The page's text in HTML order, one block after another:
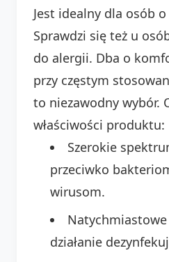
Jest idealny dla osób
Sprawdzi się też u
do alergii. Dba o
przy częstym
to niezawodny wybór.
właściwości produktu:
Szerokie
przeciwko
wirusom.
Natychmiastowe
działanie